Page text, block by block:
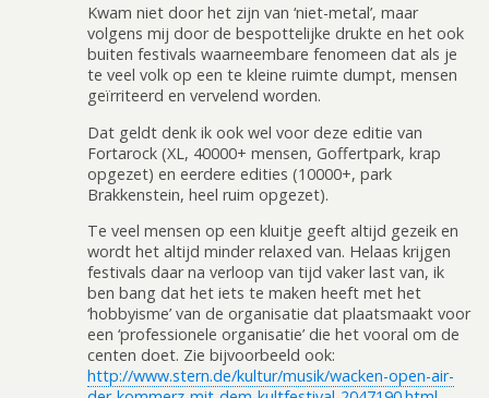
Kwam niet door het zijn van ‘niet-metal’, maar
volgens mij door de bespottelijke drukte en het ook
buiten festivals waarneembare fenomeen dat als je
te veel volk op een te kleine ruimte dumpt, mensen
geïrriteerd en vervelend worden.
Dat geldt denk ik ook wel voor deze editie van
Fortarock (XL, 40000+ mensen, Goffertpark, krap
opgezet) en eerdere edities (10000+, park
Brakkenstein, heel ruim opgezet).
Te veel mensen op een kluitje geeft altijd gezeik en
wordt het altijd minder relaxed van. Helaas krijgen
festivals daar na verloop van tijd vaker last van, ik
ben bang dat het iets te maken heeft met het
‘hobbyisme’ van de organisatie dat plaatsmaakt voor
een ‘professionele organisatie’ die het vooral om de
centen doet. Zie bijvoorbeeld ook:
http://www.stern.de/kultur/musik/wacken-open-air-